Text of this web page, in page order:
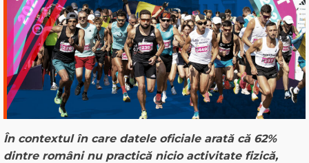
În contextul în care datele oficiale arată că 62%
dintre români nu practică nicio activitate fizică,